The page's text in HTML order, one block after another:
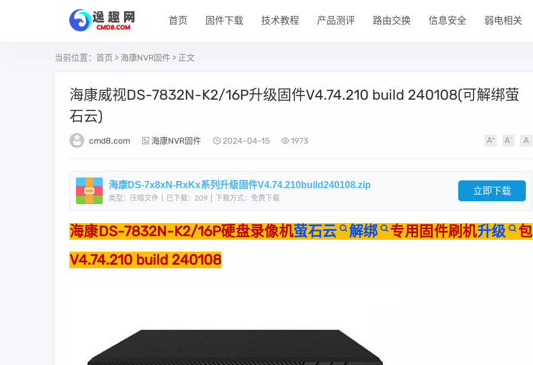
首页 固件下载 技术教程 产品测评 路由交换 信息安全 弱电相关
当前位置： 首页 > 海康NVR固件 > 正文
海康威视DS-7832N-K2/16P升级固件V4.74.210 build 240108(可解绑萤
石云)
cmd8.com 海康NVR固件 2024-04-15 1973
海康DS-7x8xN-RxKx系列升级固件V4.74.210build240108.zip
类型：压缩文件 已下载：209 下载方式：免费下载
立即下载
海康DS-7832N-K2/16P硬盘录像机萤石云 解绑 专用固件刷机升级
包
V4.74.210 build 240108